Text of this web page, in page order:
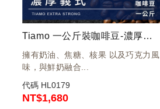
Tiamo 一公斤裝咖啡豆-濃厚義式 1kg
擁有奶油、焦糖、核果 以及巧克力風
味，與鮮奶融合...
代碼 HL0179
NT$1,680